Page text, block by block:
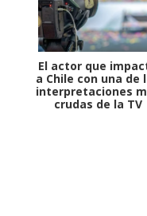
El actor que
a Chile con una de
interpretaciones
crudas de la TV